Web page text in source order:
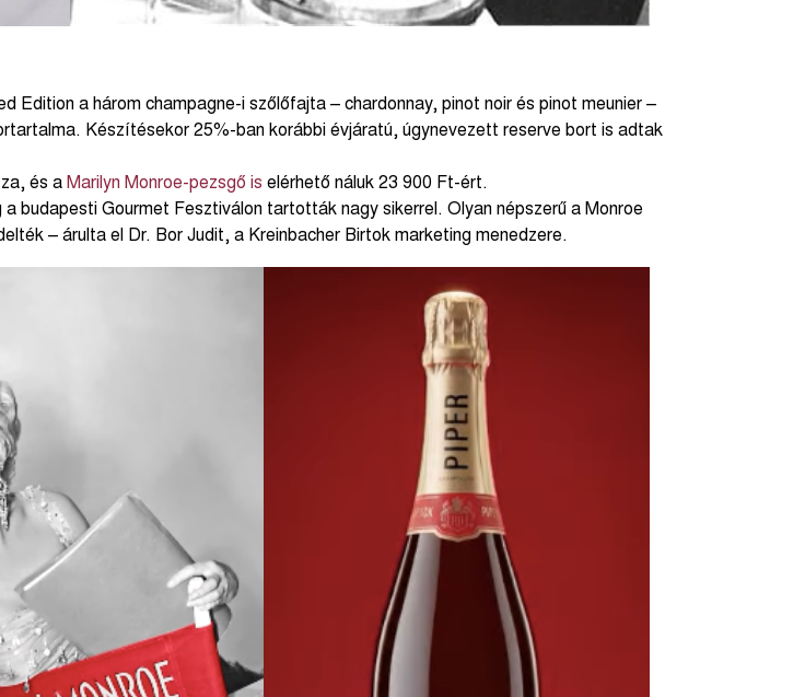
Edition a három champagne-i szőlőfajta – chardonnay, pinot noir és pinot meunier –
Készítésekor 25%-ban korábbi évjáratú, úgynevezett reserve bort is adtak
és a Marilyn Monroe-pezsgő is elérhető náluk 23 900 Ft-ért.
budapesti Gourmet Fesztiválon tartották nagy sikerrel. Olyan népszerű a Monroe
– árulta el Dr. Bor Judit, a Kreinbacher Birtok marketing menedzere.